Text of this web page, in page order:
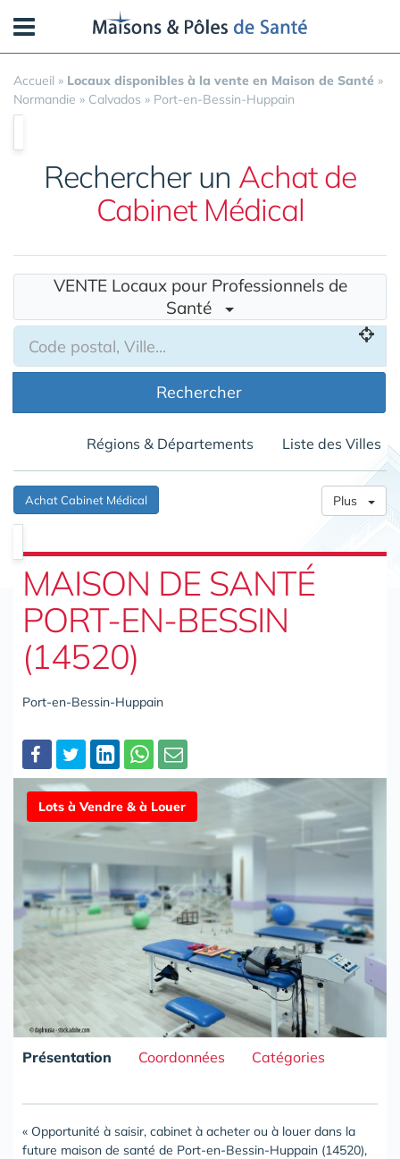
Accueil » Locaux disponibles à la vente en Maison de Santé »
Normandie » Calvados » Port-en-Bessin-Huppain
Rechercher un Achat de
Cabinet Médical
VENTE Locaux pour Professionnels de
Santé
Rechercher
Régions & Départements Liste des Villes
Achat Cabinet Médical Plus
MAISON DE SANTÉ
PORT-EN-BESSIN
(14520)
Port-en-Bessin-Huppain
Partager
Lots à Vendre & à Louer
Présentation Coordonnées Catégories
« Opportunité à saisir, cabinet à acheter ou à louer dans la
future maison de santé de Port-en-Bessin-Huppain (14520),
Panneau de gestion des cookies